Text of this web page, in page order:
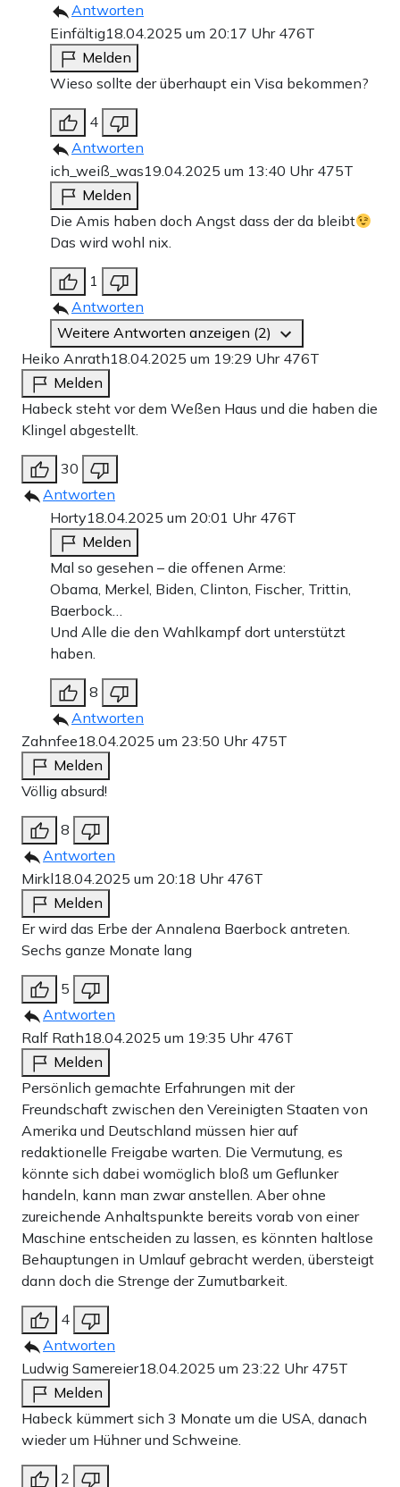
Antworten
Einfältig18.04.2025 um 20:17 Uhr 476T
Melden
Wieso sollte der überhaupt ein Visa bekommen?
4
Antworten
ich_weiß_was19.04.2025 um 13:40 Uhr 475T
Melden
Die Amis haben doch Angst dass der da bleibt
Das wird wohl nix.
1
Antworten
Weitere Antworten anzeigen (2)
Heiko Anrath18.04.2025 um 19:29 Uhr 476T
Melden
Habeck steht vor dem Weßen Haus und die haben die
Klingel abgestellt.
30
Antworten
Horty18.04.2025 um 20:01 Uhr 476T
Melden
Mal so gesehen – die offenen Arme:
Obama, Merkel, Biden, Clinton, Fischer, Trittin,
Baerbock…
Und Alle die den Wahlkampf dort unterstützt
haben.
8
Antworten
Zahnfee18.04.2025 um 23:50 Uhr 475T
Melden
Völlig absurd!
8
Antworten
Mirkl18.04.2025 um 20:18 Uhr 476T
Melden
Er wird das Erbe der Annalena Baerbock antreten.
Sechs ganze Monate lang
5
Antworten
Ralf Rath18.04.2025 um 19:35 Uhr 476T
Melden
Persönlich gemachte Erfahrungen mit der
Freundschaft zwischen den Vereinigten Staaten von
Amerika und Deutschland müssen hier auf
redaktionelle Freigabe warten. Die Vermutung, es
könnte sich dabei womöglich bloß um Geflunker
handeln, kann man zwar anstellen. Aber ohne
zureichende Anhaltspunkte bereits vorab von einer
Maschine entscheiden zu lassen, es könnten haltlose
Behauptungen in Umlauf gebracht werden, übersteigt
dann doch die Strenge der Zumutbarkeit.
4
Antworten
Ludwig Samereier18.04.2025 um 23:22 Uhr 475T
Melden
Habeck kümmert sich 3 Monate um die USA, danach
wieder um Hühner und Schweine.
2